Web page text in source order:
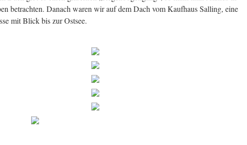
betrachten. Danach waren wir auf dem Dach vom Kaufhaus Salling, eine
mit Blick bis zur Ostsee.